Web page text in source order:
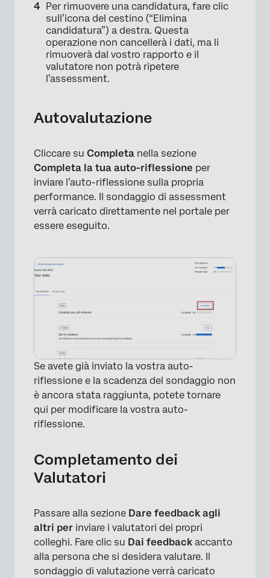
×
Per rimuovere una candidatura, fare clic
sull’icona del cestino (“Elimina
candidatura”) a destra. Questa
operazione non cancellerà i dati, ma li
rimuoverà dal vostro rapporto e il
valutatore non potrà ripetere
l’assessment.
Autovalutazione
Cliccare su Completa nella sezione
Completa la tua auto-riflessione per
inviare l’auto-riflessione sulla propria
performance. Il sondaggio di assessment
verrà caricato direttamente nel portale per
essere eseguito.
Se avete già inviato la vostra auto-
riflessione e la scadenza del sondaggio non
è ancora stata raggiunta, potete tornare
qui per modificare la vostra auto-
riflessione.
Completamento dei
Valutatori
Passare alla sezione Dare feedback agli
altri per inviare i valutatori dei propri
colleghi. Fare clic su Dai feedback accanto
alla persona che si desidera valutare. Il
sondaggio di valutazione verrà caricato